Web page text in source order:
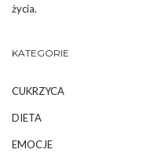
życia.
KATEGORIE
CUKRZYCA
DIETA
EMOCJE